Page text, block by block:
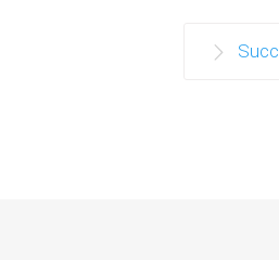
Succ.